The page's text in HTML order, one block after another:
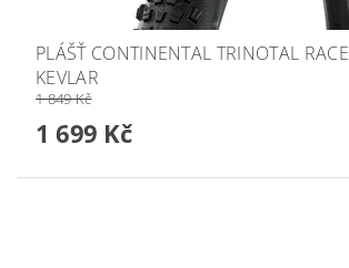
PLÁŠŤ CONTINENTAL TRINOTAL
KEVLAR
1 849 Kč
1 699 Kč